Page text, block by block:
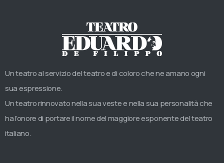
Un teatro al servizio del teatro e di coloro che ne amano ogni
sua espressione.
Un teatro rinnovato nella sua veste e nella sua personalità che
ha l’onore di portare il nome del maggiore esponente del teatro
italiano.